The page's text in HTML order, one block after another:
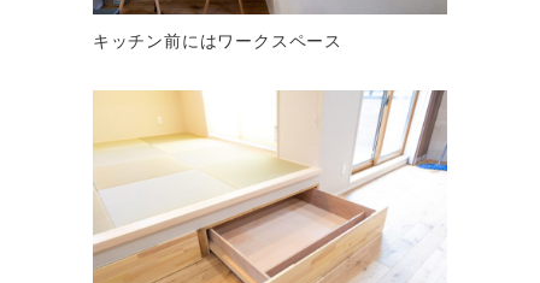
キッチン前にはワークスペース